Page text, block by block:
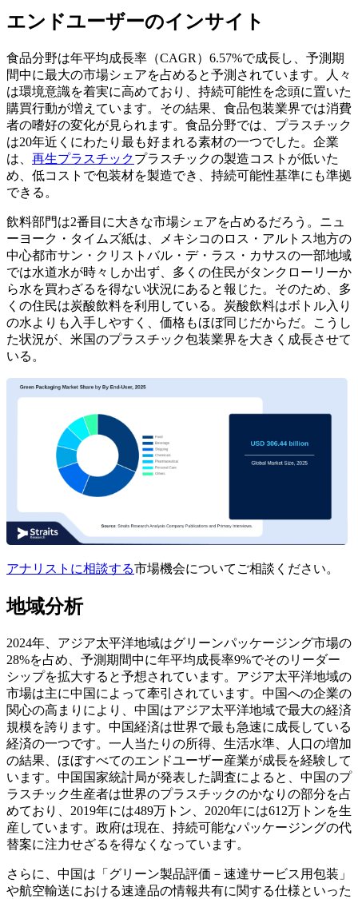
エンドユーザーのインサイト
食品分野は年平均成長率（CAGR）6.57%で成長し、予測期
間中に最大の市場シェアを占めると予測されています。人々
は環境意識を着実に高めており、持続可能性を念頭に置いた
購買行動が増えています。その結果、食品包装業界では消費
者の嗜好の変化が見られます。食品分野では、プラスチック
は20年近くにわたり最も好まれる素材の一つでした。企業
は、 再生プラスチックプラスチックの製造コストが低いた
め、低コストで包装材を製造でき、持続可能性基準にも準拠
できる。
飲料部門は2番目に大きな市場シェアを占めるだろう。ニュ
ーヨーク・タイムズ紙は、メキシコのロス・アルトス地方の
中心都市サン・クリストバル・デ・ラス・カサスの一部地域
では水道水が時々しか出ず、多くの住民がタンクローリーか
ら水を買わざるを得ない状況にあると報じた。そのため、多
くの住民は炭酸飲料を利用している。炭酸飲料はボトル入り
の水よりも入手しやすく、価格もほぼ同じだからだ。こうし
た状況が、米国のプラスチック包装業界を大きく成長させて
いる。
アナリストに相談する市場機会についてご相談ください。
地域分析
2024年、アジア太平洋地域はグリーンパッケージング市場の
28%を占め、予測期間中に年平均成長率9%でそのリーダー
シップを拡大すると予想されています。アジア太平洋地域の
市場は主に中国によって牽引されています。中国への企業の
関心の高まりにより、中国はアジア太平洋地域で最大の経済
規模を誇ります。中国経済は世界で最も急速に成長している
経済の一つです。一人当たりの所得、生活水準、人口の増加
の結果、ほぼすべてのエンドユーザー産業が成長を経験して
います。中国国家統計局が発表した調査によると、中国のプ
ラスチック生産者は世界のプラスチックのかなりの部分を占
めており、2019年には489万トン、2020年には612万トンを生
産しています。政府は現在、持続可能なパッケージングの代
替案に注力せざるを得なくなっています。
さらに、中国は「グリーン製品評価－速達サービス用包装」
や航空輸送における速達品の情報共有に関する仕様といった